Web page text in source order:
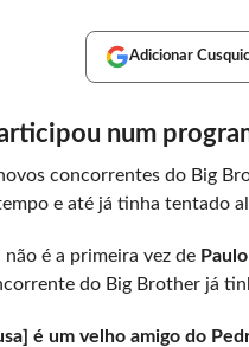
Adicionar
num
concorrentes do Big
e até já tinha tentado
é a primeira vez de Paulo
do Big Brother já
é um velho amigo do